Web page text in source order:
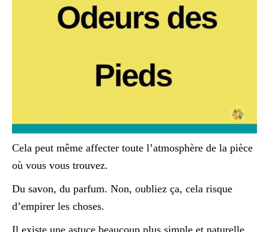
Cela peut même affecter toute l’atmosphère de la pièce
où vous vous trouvez.
Du savon, du parfum. Non, oubliez ça, cela risque
d’empirer les choses.